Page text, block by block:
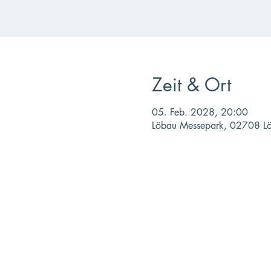
Zeit & Ort
05. Feb. 2028, 20:00
Löbau Messepark, 02708